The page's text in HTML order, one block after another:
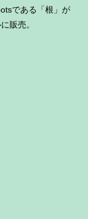
である「根」が
販売。